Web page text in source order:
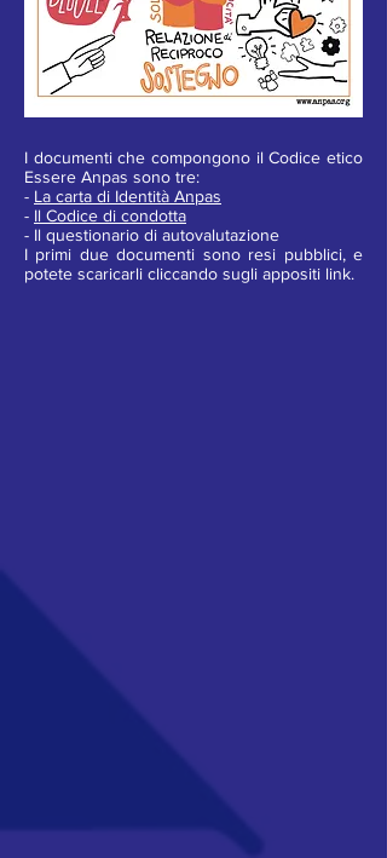
I documenti che compongono il Codice etico
Essere Anpas sono tre:
- La carta di Identità Anpas
- Il Codice di condotta
- Il questionario di autovalutazione
I primi due documenti sono resi pubblici, e
potete scaricarli cliccando sugli appositi link.